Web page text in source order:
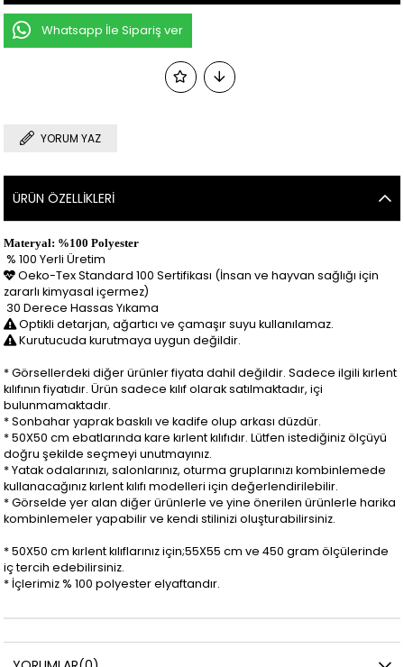
Whatsapp İle Sipariş ver
YORUM YAZ
ÜRÜN ÖZELLIKLERI
Materyal: %100 Polyester
% 100 Yerli Üretim
Oeko-Tex Standard 100 Sertifikası (İnsan ve hayvan sağlığı için
zararlı kimyasal içermez)
30 Derece Hassas Yıkama
Optikli detarjan, ağartıcı ve çamaşır suyu kullanılamaz.
Kurutucuda kurutmaya uygun değildir.
* Görsellerdeki diğer ürünler fiyata dahil değildir. Sadece ilgili kırlent
kılıfının fiyatıdır. Ürün sadece kılıf olarak satılmaktadır, içi
bulunmamaktadır.
* Sonbahar yaprak baskılı ve kadife olup arkası düzdür.
* 50X50 cm ebatlarında kare kırlent kılıfıdır. Lütfen istediğiniz ölçüyü
doğru şekilde seçmeyi unutmayınız.
* Yatak odalarınızı, salonlarınız, oturma gruplarınızı kombinlemede
kullanacağınız kırlent kılıfı modelleri için değerlendirilebilir.
* Görselde yer alan diğer ürünlerle ve yine önerilen ürünlerle harika
kombinlemeler yapabilir ve kendi stilinizi oluşturabilirsiniz.
* 50X50 cm kırlent kılıflarınız için;55X55 cm ve 450 gram ölçülerinde
iç tercih edebilirsiniz.
* İçlerimiz % 100 polyester elyaftandır.